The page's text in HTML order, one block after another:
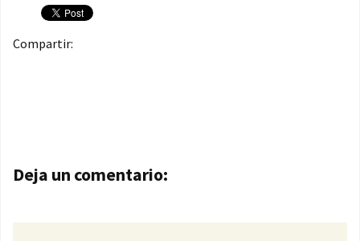
Compartir:
Navegación de entradas
Deja un comentario: